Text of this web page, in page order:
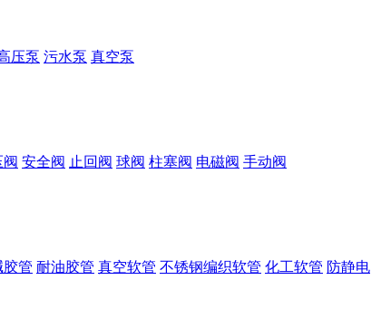
压泵 污水泵 真空泵
安全阀 止回阀 球阀 柱塞阀 电磁阀 手动阀
胶管 耐油胶管 真空软管 不锈钢编织软管 化工软管 防静电